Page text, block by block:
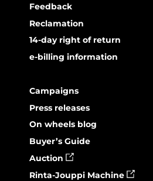
Feedback
Reclamation
14-day right of return
e-billing information
Campaigns
Press releases
On wheels blog
Buyer’s Guide
Auction
Rinta-Jouppi Machine